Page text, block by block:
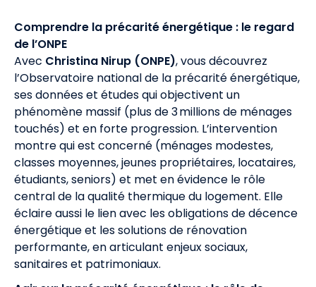
Comprendre la précarité énergétique : le regard
de l’ONPE
Avec Christina Nirup (ONPE), vous découvrez
l’Observatoire national de la précarité énergétique,
ses données et études qui objectivent un
phénomène massif (plus de 3 millions de ménages
touchés) et en forte progression. L’intervention
montre qui est concerné (ménages modestes,
classes moyennes, jeunes propriétaires, locataires,
étudiants, seniors) et met en évidence le rôle
central de la qualité thermique du logement. Elle
éclaire aussi le lien avec les obligations de décence
énergétique et les solutions de rénovation
performante, en articulant enjeux sociaux,
sanitaires et patrimoniaux.